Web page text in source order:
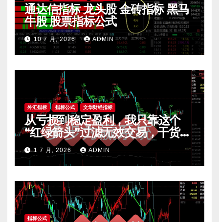
通达信指标 龙头股 金砖指标 黑马
牛股 股票指标公式
10 7 月, 2026 ADMIN
外汇指标 指标公式 文华财经指标
从亏损到稳定盈利，我只靠这个
“红绿箭头”过滤无效交易，干货全
公开 mt4指标
1 7 月, 2026 ADMIN
指标公式